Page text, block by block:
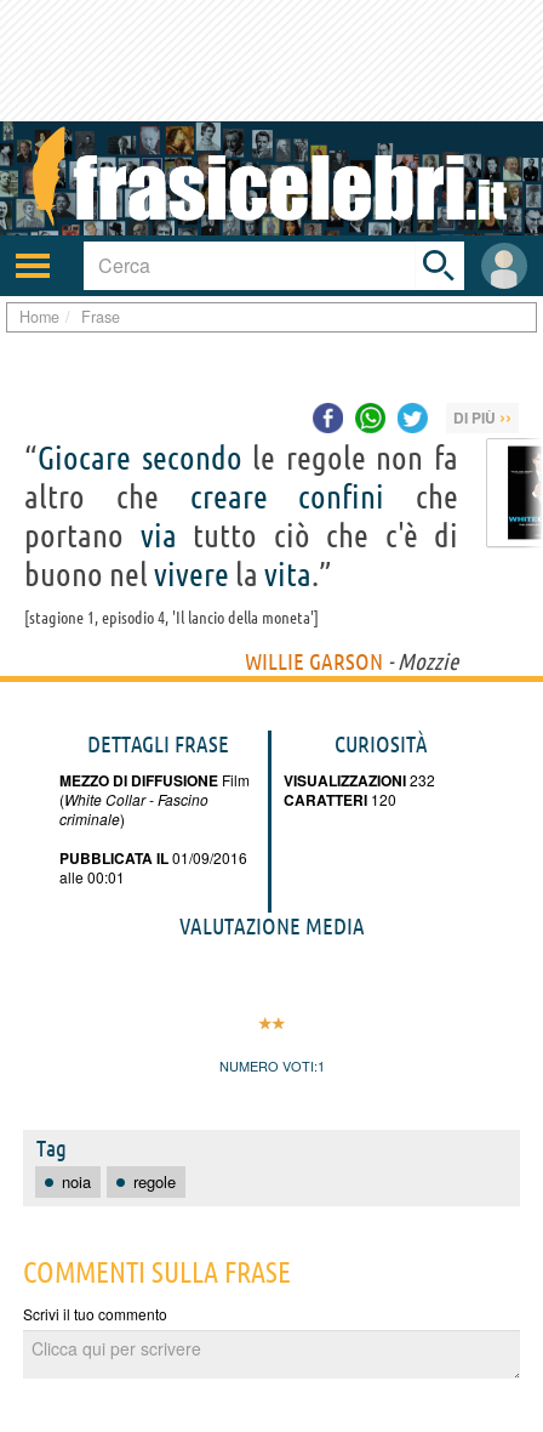
Attiva/disattiva
navigazione
User
area
Toggle
search
bar
Home Frase
DI PIÙ ››
“Giocare secondo le regole non fa
altro che creare confini che
portano via tutto ciò che c'è di
buono nel vivere la vita.”
stagione 1, episodio 4, 'Il lancio della moneta'
WILLIE GARSON - Mozzie
DETTAGLI FRASE
MEZZO DI DIFFUSIONE Film
(White Collar - Fascino
criminale)
PUBBLICATA IL01/09/2016
alle 00:01
CURIOSITÀ
VISUALIZZAZIONI232
CARATTERI 120
VALUTAZIONE MEDIA
NUMERO VOTI:1
Tag
noia regole
COMMENTI SULLA FRASE
Scrivi il tuo commento